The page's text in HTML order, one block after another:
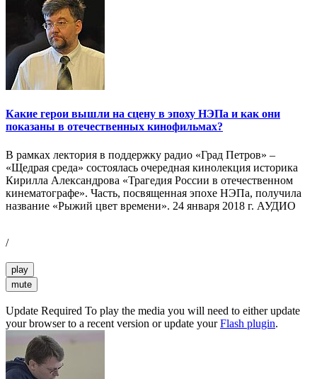
Какие герои вышли на сцену в эпоху НЭПа и как они
показаны в отечественных кинофильмах?
В рамках лектория в поддержку радио «Град Петров» –
«Щедрая среда» состоялась очередная кинолекция историка
Кирилла Александрова «Трагедия России в отечественном
кинематографе». Часть, посвященная эпохе НЭПа, получила
название «Рыжий цвет времени». 24 января 2018 г. АУДИО
/
play
mute
Update Required To play the media you will need to either update
your browser to a recent version or update yourFlash plugin.